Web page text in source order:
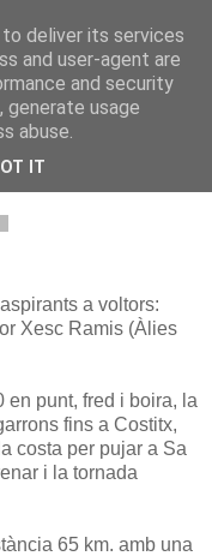
-
a voltors:
Xesc Ramis (Àlies
en punt, fred i boira, la
fins a Costitx,
costa per pujar a Sa
i la tornada
65 km. amb una
deliver its services
and user-agent are
and security
usage
abuse.
IT